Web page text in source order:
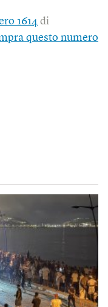
1614 di
questo numero